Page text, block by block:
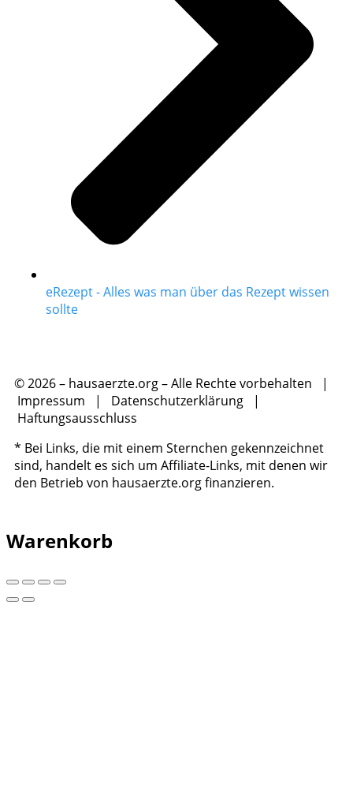
eRezept - Alles was man über das Rezept wissen
sollte
© 2026 – hausaerzte.org – Alle Rechte vorbehalten |
Impressum | Datenschutzerklärung |
Haftungsausschluss
* Bei Links, die mit einem Sternchen gekennzeichnet
sind, handelt es sich um Affiliate-Links, mit denen wir
den Betrieb von hausaerzte.org finanzieren.
Warenkorb